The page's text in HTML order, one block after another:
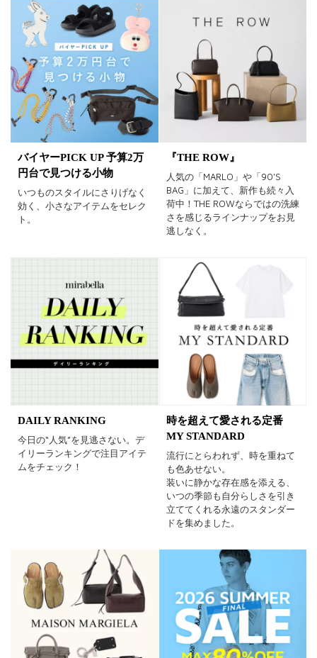
バイヤーPICK UP 予算2万
円台で見つける小物
いつものスタイルにさりげなく
効く、小さなアイテムをセレク
ト。
『THE ROW』
人気の「MARLO」や「90'S
BAG」に加えて、新作も続々入
荷中！THE ROWならではの洗練
さを感じるラインナップをお見
逃しなく。
DAILY RANKING
今日の“人気”を見逃さない。デ
イリーランキングで注目アイテ
ムをチェック！
時を超えて愛される定番
MY STANDARD
流行にとらわれず、時を重ねて
も色あせない。
装いに静かな存在感を添える、
いつの季節も自分らしさを引き
立ててくれる永遠のスタンダー
ドを集めました。